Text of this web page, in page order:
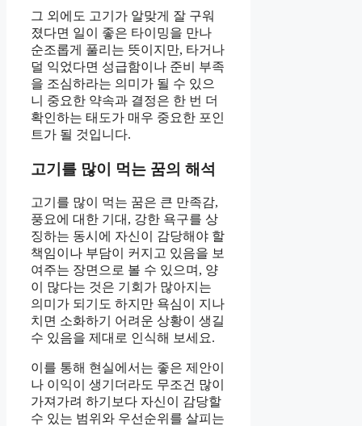
그 외에도 고기가 알맞게 잘 구워
졌다면 일이 좋은 타이밍을 만나
순조롭게 풀리는 뜻이지만, 타거나
덜 익었다면 성급함이나 준비 부족
을 조심하라는 의미가 될 수 있으
니 중요한 약속과 결정은 한 번 더
확인하는 태도가 매우 중요한 포인
트가 될 것입니다.
고기를 많이 먹는 꿈의 해석
고기를 많이 먹는 꿈은 큰 만족감,
풍요에 대한 기대, 강한 욕구를 상
징하는 동시에 자신이 감당해야 할
책임이나 부담이 커지고 있음을 보
여주는 장면으로 볼 수 있으며, 양
이 많다는 것은 기회가 많아지는
의미가 되기도 하지만 욕심이 지나
치면 소화하기 어려운 상황이 생길
수 있음을 제대로 인식해 보세요.
이를 통해 현실에서는 좋은 제안이
나 이익이 생기더라도 무조건 많이
가져가려 하기보다 자신이 감당할
수 있는 범위와 우선순위를 살피는